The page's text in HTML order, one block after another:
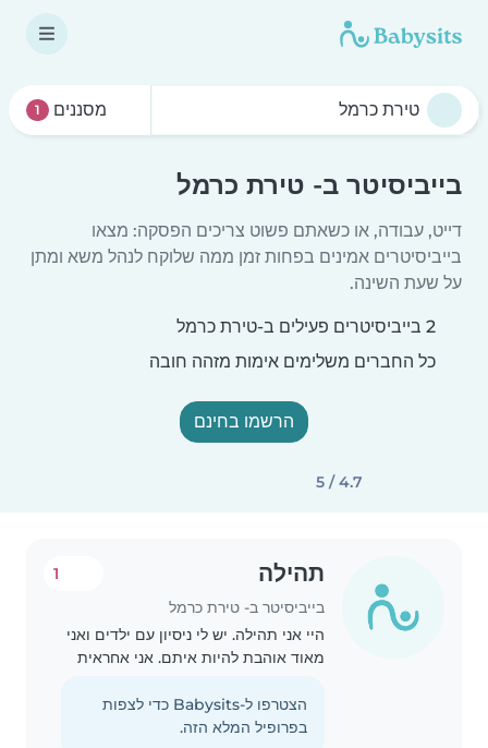
מסננים 1
בייביסיטר ב- טירת כרמל
דייט, עבודה, או כשאתם פשוט צריכים הפסקה: מצאו
בייביסיטרים אמינים בפחות זמן ממה שלוקח לנהל משא ומתן
על שעת השינה.
2 בייביסיטרים פעילים ב-טירת כרמל
כל החברים משלימים אימות מזהה חובה
הרשמו בחינם
4.7 / 5
תהילה
בייביסיטר ב- טירת כרמל
1
היי אני תהילה. יש לי ניסיון עם ילדים ואני
מאוד אוהבת להיות איתם. אני אחראית
במה שצריך. חשוב לי שהילדים ירגישו
בנוח ושיהיה להם כיף ובטוח איתי. אני
הצטרפו ל-Babysits כדי לצפות
בפרופיל המלא הזה.